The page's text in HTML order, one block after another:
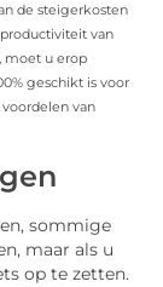
de steigerkosten
van
moet u erop
geschikt is voor
van
sommige
maar als u
op te zetten.